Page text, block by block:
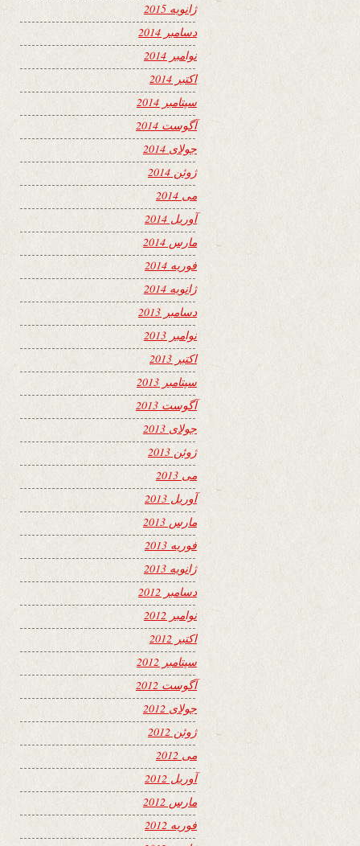
ژانویه 2015
دسامبر 2014
نوامبر 2014
اکتبر 2014
سپتامبر 2014
آگوست 2014
جولای 2014
ژوئن 2014
می 2014
آوریل 2014
مارس 2014
فوریه 2014
ژانویه 2014
دسامبر 2013
نوامبر 2013
اکتبر 2013
سپتامبر 2013
آگوست 2013
جولای 2013
ژوئن 2013
می 2013
آوریل 2013
مارس 2013
فوریه 2013
ژانویه 2013
دسامبر 2012
نوامبر 2012
اکتبر 2012
سپتامبر 2012
آگوست 2012
جولای 2012
ژوئن 2012
می 2012
آوریل 2012
مارس 2012
فوریه 2012